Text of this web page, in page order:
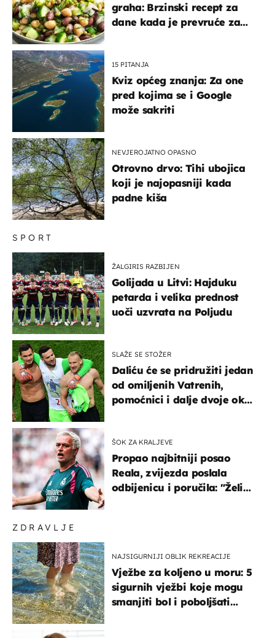
ZDRAVLJE
NAJSIGURNIJI OBLIK REKREACIJE
Vježbe za koljeno u moru: 5
sigurnih vježbi koje mogu
smanjiti bol i poboljšati
SPORT
ŽALGIRIS RAZBIJEN
Golijada u Litvi: Hajduku
petarda i velika prednost
uoči uzvrata na Poljudu
SLAŽE SE STOŽER
Daliću će se pridružiti jedan
od omiljenih Vatrenih,
pomoćnici i dalje dvoje oko
ŠOK ZA KRALJEVE
Propao najbitniji posao
Reala, zvijezda poslala
odbijenicu i poručila: "Želim
graha: Brzinski recept za
dane kada je prevruće za
15 PITANJA
Kviz općeg znanja: Za one
pred kojima se i Google
može sakriti
NEVJEROJATNO OPASNO
Otrovno drvo: Tihi ubojica
koji je najopasniji kada
padne kiša